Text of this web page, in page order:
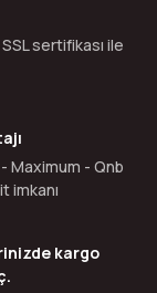
sertifikası ile
Maximum - Qnb
imkanı
kargo